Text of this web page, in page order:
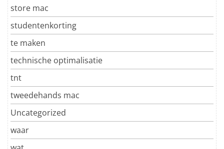
store mac
studentenkorting
te maken
technische optimalisatie
tnt
tweedehands mac
Uncategorized
waar